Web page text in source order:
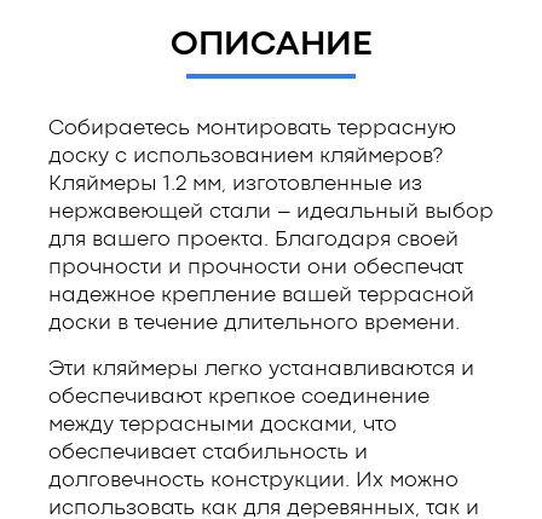
ОПИСАНИЕ
Собираетесь монтировать террасную
доску с использованием кляймеров?
Кляймеры 1.2 мм, изготовленные из
нержавеющей стали – идеальный выбор
для вашего проекта. Благодаря своей
прочности и прочности они обеспечат
надежное крепление вашей террасной
доски в течение длительного времени.
Эти кляймеры легко устанавливаются и
обеспечивают крепкое соединение
между террасными досками, что
обеспечивает стабильность и
долговечность конструкции. Их можно
использовать как для деревянных, так и